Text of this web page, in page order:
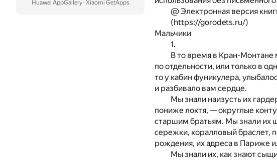
Huawei AppGallery· Xiaomi GetApps
@ Электронная версия
(https://gorodets.ru/)
Мальчики
1.
В то время в Кран-Монтане
по отдельности, или только в
то у кабин фуникулера,
и разбивало вам сердце.
Мы знали наизусть их
пониже локтя, — округлые
старшим братьям. Мы знали их
сережки, коралловый браслет,
рождения, их адреса в Париже
Мы знали их, как знают